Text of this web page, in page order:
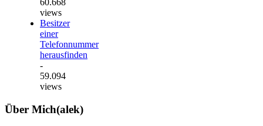
60.668
views
Besitzer
einer
Telefonnummer
herausfinden
-
59.094
views
Über Mich(alek)